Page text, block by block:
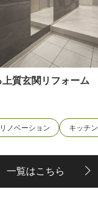
質玄関リフォーム
リノベーション キッチン
一覧はこちら